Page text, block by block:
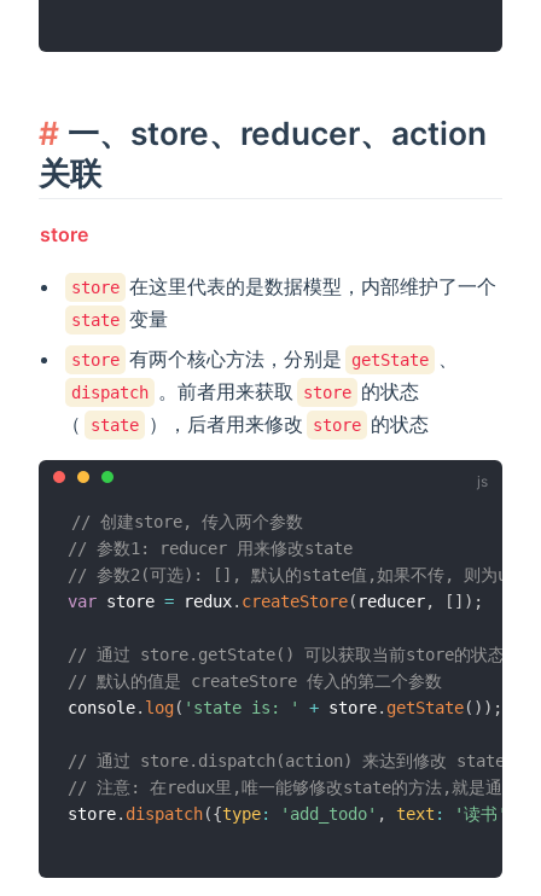
一、store、reducer、action
关联
store
store 在这里代表的是数据模型，内部维护了一个
state 变量
store 有两个核心方法，分别是 getState 、
dispatch 。前者用来获取 store 的状态
（
state ），后者用来修改 store 的状态
// 创建store, 传入两个参数
// 参数1: reducer 用来修改state
// 参数2(可选): [], 默认的state值,如果不传, 则为
var store = redux. createStore( reducer, [ ] ) ;
// 通过 store.getState() 可以获取当前store的状态
// 默认的值是 createStore 传入的第二个参数
console. log( 'state is: ' + store. getState( ) ) ;
// 通过 store.dispatch(action) 来达到修改 state 的
// 注意: 在redux里,唯一能够修改state的方法,就是通
store. dispatch({type: 'add_todo' , text : '读书'